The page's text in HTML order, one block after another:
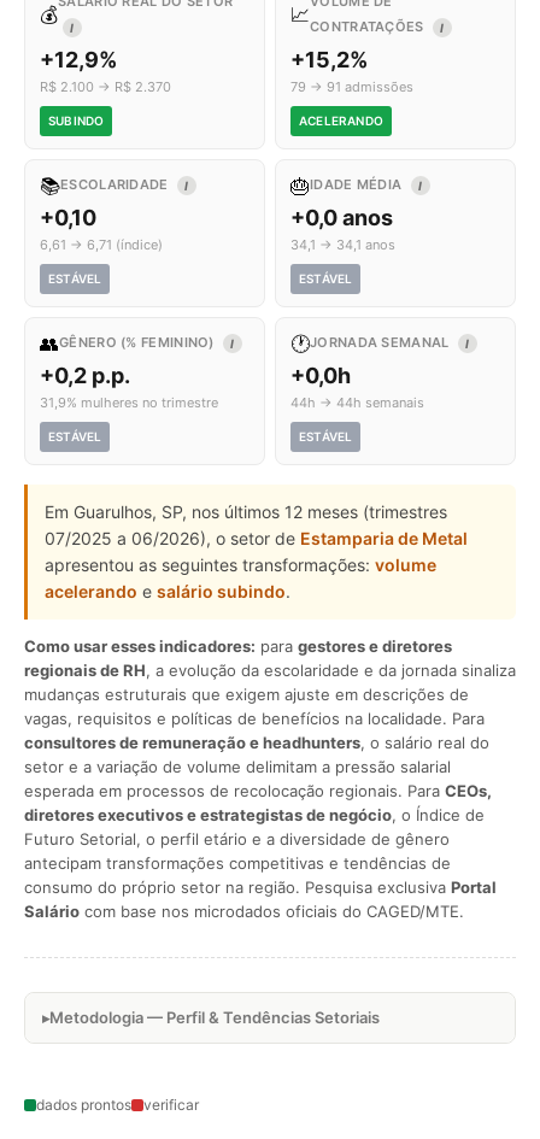
💰
I
+12,9%
R$ 2.100 → R$ 2.370
SUBINDO
📈CONTRATAÇÕES
I
+15,2%
79 → 91 admissões
ACELERANDO
📚ESCOLARIDADE I
+0,10
6,61 → 6,71 (índice)
ESTÁVEL
🎂IDADE MÉDIA I
+0,0 anos
34,1 → 34,1 anos
ESTÁVEL
👥GÊNERO (% FEMININO) I
+0,2 p.p.
31,9% mulheres no trimestre
ESTÁVEL
🕐JORNADA SEMANAL I
+0,0h
44h → 44h semanais
ESTÁVEL
Em Guarulhos, SP, nos últimos 12 meses (trimestres
07/2025 a 06/2026), o setor de Estamparia de Metal
apresentou as seguintes transformações: volume
acelerando e salário subindo.
Como usar esses indicadores: para gestores e diretores
regionais de RH, a evolução da escolaridade e da jornada sinaliza
mudanças estruturais que exigem ajuste em descrições de
vagas, requisitos e políticas de benefícios na localidade. Para
consultores de remuneração e headhunters, o salário real do
setor e a variação de volume delimitam a pressão salarial
esperada em processos de recolocação regionais. Para CEOs,
diretores executivos e estrategistas de negócio, o Índice de
Futuro Setorial, o perfil etário e a diversidade de gênero
antecipam transformações competitivas e tendências de
consumo do próprio setor na região. Pesquisa exclusiva Portal
Salário com base nos microdados oficiais do CAGED/MTE.
Metodologia — Perfil & Tendências Setoriais
dados prontos verificar